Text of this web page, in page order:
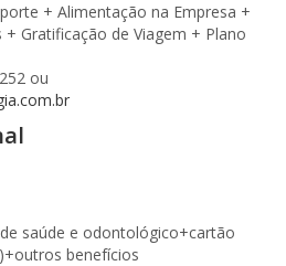
+ Alimentação na Empresa +
Gratificação de Viagem + Plano
ou
saúde e odontológico+cartão
benefícios